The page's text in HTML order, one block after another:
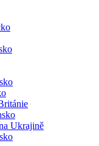
Ukrajině